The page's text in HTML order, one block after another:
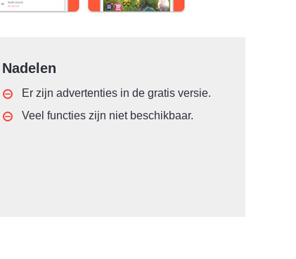
Nadelen
Er zijn advertenties in de gratis versie.
Veel functies zijn niet beschikbaar.